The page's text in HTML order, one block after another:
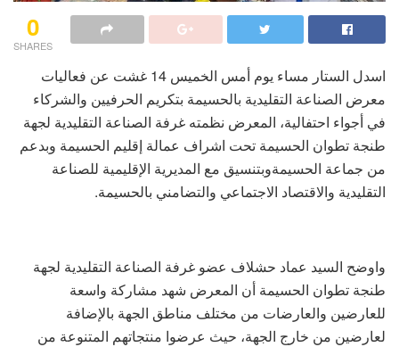
0
SHARES
اسدل الستار مساء يوم أمس الخميس 14 غشت عن فعاليات
معرض الصناعة التقليدية بالحسيمة بتكريم الحرفيين والشركاء
في أجواء احتفالية، المعرض نظمته غرفة الصناعة التقليدية لجهة
طنجة تطوان الحسيمة تحت اشراف عمالة إقليم الحسيمة وبدعم
من جماعة الحسيمةوبتنسيق مع المديرية الإقليمية للصناعة
التقليدية والاقتصاد الاجتماعي والتضامني بالحسيمة.
واوضح السيد عماد حشلاف عضو غرفة الصناعة التقليدية لجهة
طنجة تطوان الحسيمة أن المعرض شهد مشاركة واسعة
للعارضين والعارضات من مختلف مناطق الجهة بالإضافة
لعارضين من خارج الجهة، حيث عرضوا منتجاتهم المتنوعة من